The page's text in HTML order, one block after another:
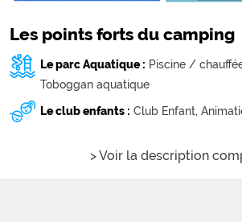
Les points forts du camping
Le parc Aquatique : Piscine /
Toboggan aquatique
Le club enfants : Club Enfant,
> Voir la description